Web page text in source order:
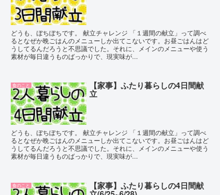
どうも、ぼちぼちです。 献立チャレンジ 「１週間の献立」って調べ
るとなぜか晩ごはんのメニューしか出てこないです。お昼ごはんはど
うしてるんだろうと不思議でした。それに、メインのメニューや使う
素材が毎日違うものばっかりで、現実味が...
食のこと 【家事】ふたり暮らしの4日間献
立
どうも、ぼちぼちです。 献立チャレンジ 「１週間の献立」って調べ
るとなぜか晩ごはんのメニューしか出てこないです。お昼ごはんはど
うしてるんだろうと不思議でした。それに、メインのメニューや使う
素材が毎日違うものばっかりで、現実味が...
食のこと 【家事】ふたり暮らしの4日間献